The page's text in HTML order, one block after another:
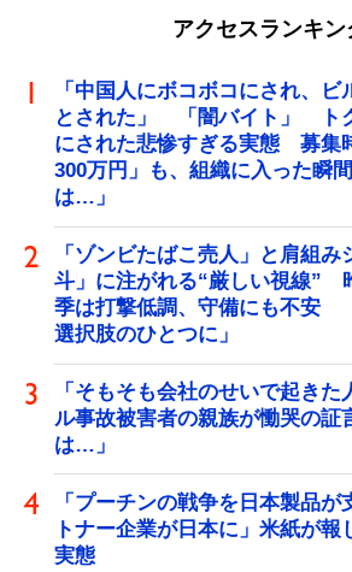
アクセスランキン
「中国人にボコボコにされ、
とされた」 「闇バイト」 ト
にされた悲惨すぎる実態 募集
300万円」も、組織に入った瞬
は…」
「ゾンビたばこ売人」と肩組
斗」に注がれる“厳しい視線”
季は打撃低調、守備にも不安
選択肢のひとつに」
「そもそも会社のせいで起き
ル事故被害者の親族が慟哭の
は…」
「プーチンの戦争を日本製品
トナー企業が日本に」米紙が報
実態